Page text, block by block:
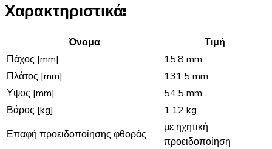
Χαρακτηριστικά:
Όνομα
Τιμή
Πάχος [mm]
15,8 mm
Πλάτος [mm]
131,5 mm
Υψος [mm]
54,5 mm
Βάρος [kg]
1,12 kg
Επαφή προειδοποίησης φθοράς
με ηχητική
προειδοποίηση